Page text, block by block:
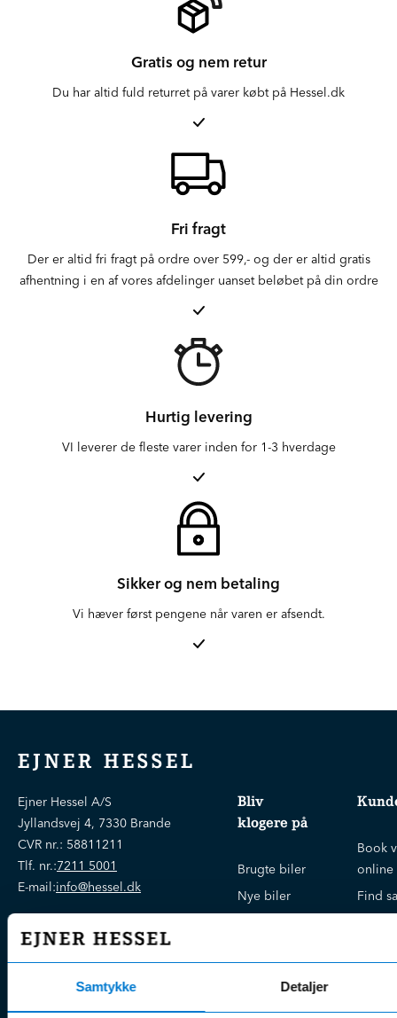
Samtykke Detaljer
Gratis og nem retur
Du har altid fuld returret på varer købt på Hessel.dk
Fri fragt
Der er altid fri fragt på ordre over 599,- og der er altid gratis
afhentning i en af vores afdelinger uanset beløbet på din ordre
Hurtig levering
VI leverer de fleste varer inden for 1-3 hverdage
Sikker og nem betaling
Vi hæver først pengene når varen er afsendt.
EJNER HESSEL
Ejner Hessel A/S
Jyllandsvej 4, 7330 Brande
CVR nr.: 58811211
Tlf. nr.:7211 5001
E-mail:info@hessel.dk
Åbningstider
Bliv
klogere på
Brugte biler
Nye biler
Book
online
Find